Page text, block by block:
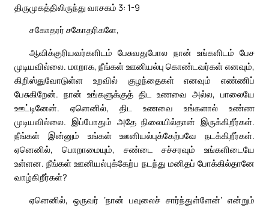
திருமுகத்திலிருந்து வாசகம் 3: 1-9
சகோதரர் சகோதரிகளே,
ஆவிக்குரியவர்களிடம் பேசுவதுபோல நான் உங்களிடம் பேச
முடியவில்லை. மாறாக, நீங்கள் ஊனியல்பு கொண்டவர்கள் எனவும்,
கிறிஸ்துவோடுள்ள உறவில் குழந்தைகள் எனவும் எண்ணிப்
பேசுகிறேன். நான் உங்களுக்குத் திட உணவை அல்ல, பாலையே
ஊட்டினேன். ஏனெனில், திட உணவை உங்களால் உண்ண
முடியவில்லை. இப்போதும் அதே நிலையில்தான் இருக்கிறீர்கள்.
நீங்கள் இன்னும் உங்கள் ஊனியல்புக்கேற்பவே நடக்கிறீர்கள்.
ஏனெனில், பொறாமையும், சண்டை சச்சரவும் உங்களிடையே
உள்ளன. நீங்கள் ஊனியல்புக்கேற்ப நடந்து மனிதப் போக்கில்தானே
வாழ்கிறீர்கள்?
ஏனெனில், ஒருவர் ‘நான் பவுலைச் சார்ந்துள்ளேன்’ என்றும்